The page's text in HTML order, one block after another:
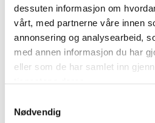
dessuten informasjon om
vårt, med partnerne våre innen
annonsering og analysearbeid,
med annen informasjon du har
eller som de har samlet inn
Nødvendig
Se dokumenter
Dokumenter